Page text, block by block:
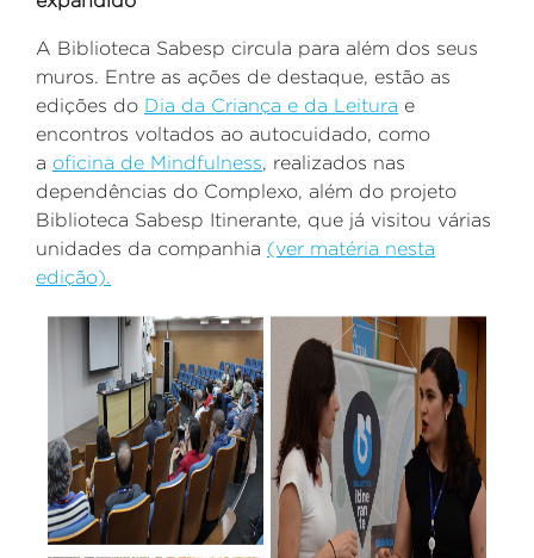
A Biblioteca Sabesp circula para além dos seus
muros. Entre as ações de destaque, estão as
edições do Dia da Criança e da Leitura e
encontros voltados ao autocuidado, como
a oficina de Mindfulness, realizados nas
dependências do Complexo, além do projeto
Biblioteca Sabesp Itinerante, que já visitou várias
unidades da companhia (ver matéria nesta
edição).